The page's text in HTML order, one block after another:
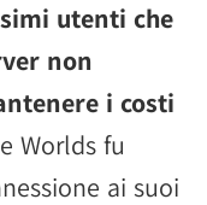
utenti che
non
i costi
Worlds fu
ai suoi